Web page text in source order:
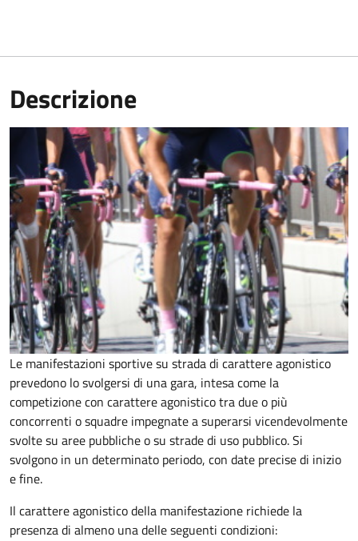
Descrizione
Le manifestazioni sportive su strada di carattere agonistico
prevedono lo svolgersi di una gara, intesa come la
competizione con carattere agonistico tra due o più
concorrenti o squadre impegnate a superarsi vicendevolmente
svolte su aree pubbliche o su strade di uso pubblico. Si
svolgono in un determinato periodo, con date precise di inizio
e fine.
Il carattere agonistico della manifestazione richiede la
presenza di almeno una delle seguenti condizioni: